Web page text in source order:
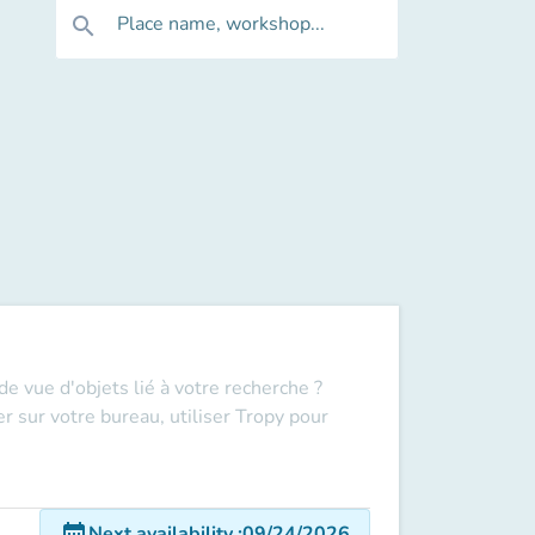
search Place name, workshop...
vue d'objets lié à votre recherche ?
sur votre bureau, utiliser Tropy pour